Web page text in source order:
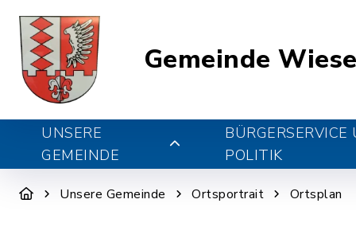
Gemeinde
UNSERE
GEMEINDE
BÜRGERSERVICE
POLITIK
Unsere Gemeinde Ortsportrait Ortsplan